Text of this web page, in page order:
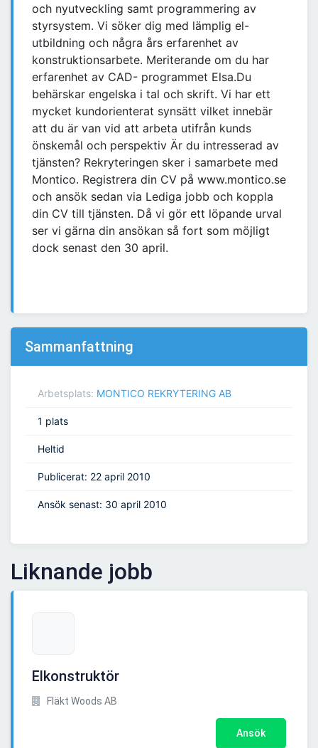
och nyutveckling samt programmering av
styrsystem. Vi söker dig med lämplig el-
utbildning och några års erfarenhet av
konstruktionsarbete. Meriterande om du har
erfarenhet av CAD- programmet Elsa.Du
behärskar engelska i tal och skrift. Vi har ett
mycket kundorienterat synsätt vilket innebär
att du är van vid att arbeta utifrån kunds
önskemål och perspektiv Är du intresserad av
tjänsten? Rekryteringen sker i samarbete med
Montico. Registrera din CV på www.montico.se
och ansök sedan via Lediga jobb och koppla
din CV till tjänsten. Då vi gör ett löpande urval
ser vi gärna din ansökan så fort som möjligt
dock senast den 30 april.
Sammanfattning
Arbetsplats: MONTICO REKRYTERING AB
1 plats
Heltid
Publicerat: 22 april 2010
Ansök senast: 30 april 2010
Liknande jobb
Elkonstruktör
Fläkt Woods AB
Ansök